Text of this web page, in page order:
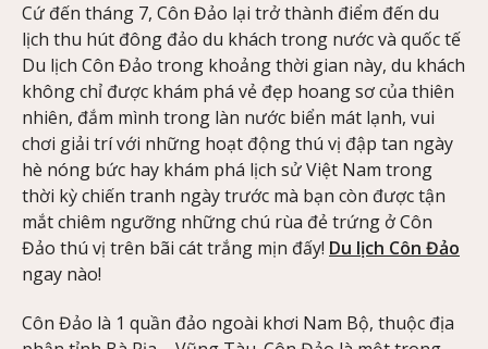
Cứ đến tháng 7, Côn Đảo lại trở thành điểm đến du
lịch thu hút đông đảo du khách trong nước và quốc tế
Du lịch Côn Đảo trong khoảng thời gian này, du khách
không chỉ được khám phá vẻ đẹp hoang sơ của thiên
nhiên, đắm mình trong làn nước biển mát lạnh, vui
chơi giải trí với những hoạt động thú vị đập tan ngày
hè nóng bức hay khám phá lịch sử Việt Nam trong
thời kỳ chiến tranh ngày trước mà bạn còn được tận
mắt chiêm ngưỡng những chú rùa đẻ trứng ở Côn
Đảo thú vị trên bãi cát trắng mịn đấy! Du lịch Côn Đảo
ngay nào!
Côn Đảo là 1 quần đảo ngoài khơi Nam Bộ, thuộc địa